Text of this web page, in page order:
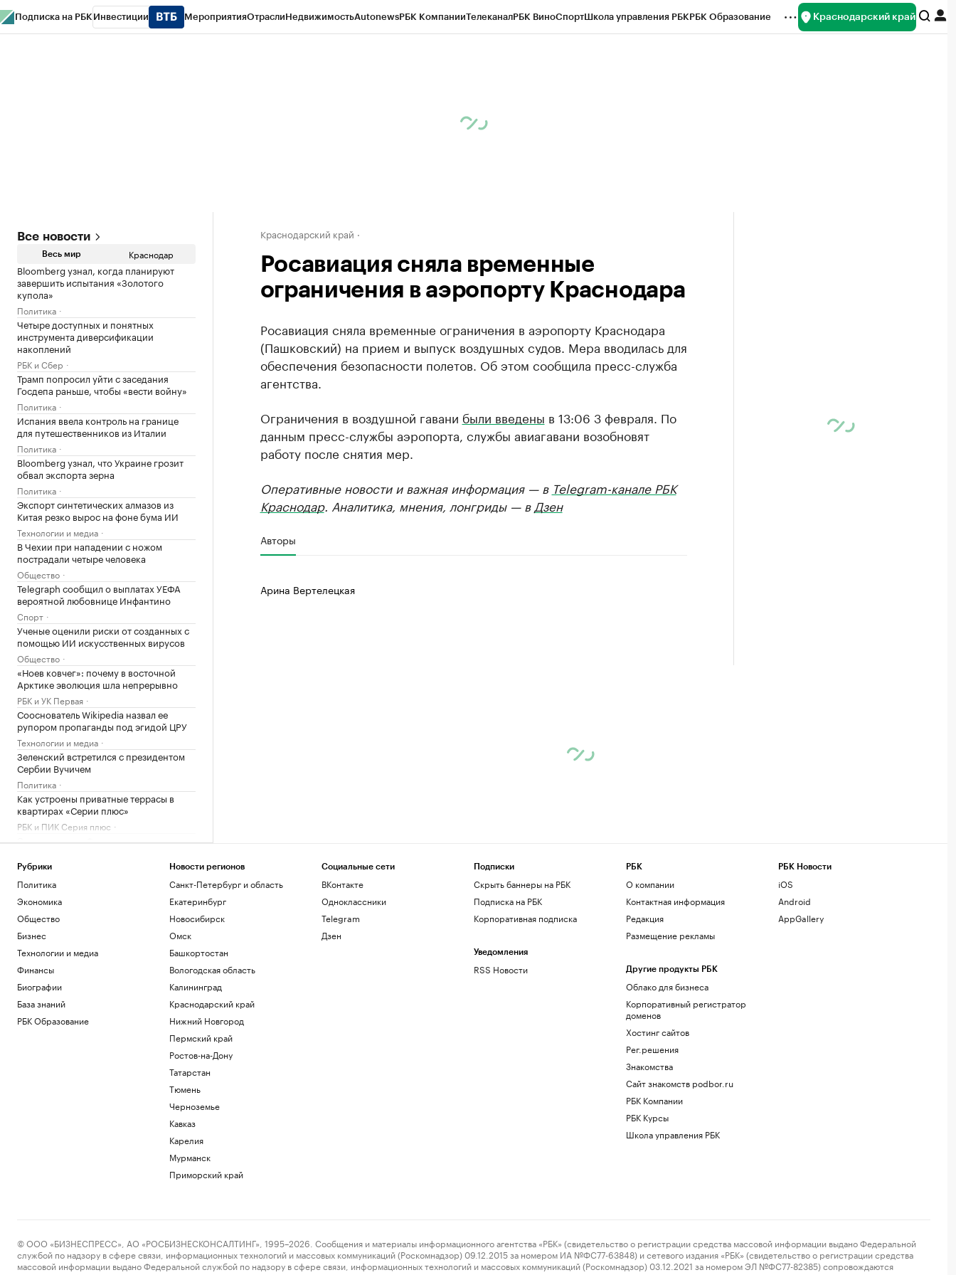
Подписка на РБК Инвестиции МероприятияОтраслиНедвижимостьAutonewsРБК КомпанииТелеканалРБК ВиноСпортШкола управления РБКРБК Образование Краснодарский край
Все новости
Весь мир Краснодар
Bloomberg узнал, когда планируют
завершить испытания «Золотого
купола»
Политика
Четыре доступных и понятных
инструмента диверсификации
накоплений
РБК и Сбер
Трамп попросил уйти с заседания
Госдепа раньше, чтобы «вести войну»
Политика
Испания ввела контроль на границе
для путешественников из Италии
Политика
Bloomberg узнал, что Украине грозит
обвал экспорта зерна
Политика
Экспорт синтетических алмазов из
Китая резко вырос на фоне бума ИИ
Технологии и медиа
В Чехии при нападении с ножом
пострадали четыре человека
Общество
Telegraph сообщил о выплатах УЕФА
вероятной любовнице Инфантино
Спорт
Ученые оценили риски от созданных с
помощью ИИ искусственных вирусов
Общество
«Ноев ковчег»: почему в восточной
Арктике эволюция шла непрерывно
РБК и УК Первая
Сооснователь Wikipedia назвал ее
рупором пропаганды под эгидой ЦРУ
Технологии и медиа
Зеленский встретился с президентом
Сербии Вучичем
Политика
Как устроены приватные террасы в
квартирах «Серии плюс»
РБК и ПИК Серия плюс
Экс-президент Финляндии усомнился в
Политика
Глава «Эксмо» назвал книгу, которая
Общество
Мадьяр ответил на вопрос, останется
ли «Росатом» подрядчиком на
«Пакш-2»
Политика
Росфинмониторинг рассказал, как
помог выявить криптомошенников в
Москве
Андреева проиграла 34-й ракетке мира
в третьем круге турнира в Торонто
Минпромторг сообщил об изучении
властями идей по поддержке селлеров
Краснодарский край
Росавиация сняла временные
ограничения в аэропорту Краснодара
Росавиация сняла временные ограничения в аэропорту Краснодара
(Пашковский) на прием и выпуск воздушных судов. Мера вводилась для
обеспечения безопасности полетов. Об этом сообщила пресс-служба
агентства.
Ограничения в воздушной гавани были введены в 13:06 3 февраля. По
данным пресс-службы аэропорта, службы авиагавани возобновят
работу после снятия мер.
Оперативные новости и важная информация — в Telegram-канале РБК
Краснодар. Аналитика, мнения, лонгриды — в Дзен
Авторы
Арина Вертелецкая
Рубрики
Политика
Экономика
Общество
Бизнес
Технологии и медиа
Финансы
Биографии
База знаний
РБК Образование
Новости регионов
Санкт-Петербург и область
Екатеринбург
Новосибирск
Омск
Башкортостан
Вологодская область
Калининград
Краснодарский край
Нижний Новгород
Пермский край
Ростов-на-Дону
Татарстан
Тюмень
Черноземье
Кавказ
Карелия
Мурманск
Приморский край
Социальные сети
ВКонтакте
Одноклассники
Telegram
Дзен
Подписки
Скрыть баннеры на РБК
Подписка на РБК
Корпоративная подписка
Уведомления
RSS Новости
РБК
О компании
Контактная информация
Редакция
Размещение рекламы
Другие продукты РБК
Облако для бизнеса
Корпоративный регистратор
доменов
Хостинг сайтов
Рег.решения
Знакомства
Сайт знакомств podbor.ru
РБК Компании
РБК Курсы
Школа управления РБК
РБК Новости
iOS
Android
AppGallery
© ООО «БИЗНЕСПРЕСС», АО «РОСБИЗНЕСКОНСАЛТИНГ», 1995–2026. Сообщения и материалы информационного агентства «РБК» (свидетельство о регистрации средства массовой информации выдано Федеральной
службой по надзору в сфере связи, информационных технологий и массовых коммуникаций (Роскомнадзор) 09.12.2015 за номером ИА №ФС77-63848) и сетевого издания «РБК» (свидетельство о регистрации средства
массовой информации выдано Федеральной службой по надзору в сфере связи, информационных технологий и массовых коммуникаций (Роскомнадзор) 03.12.2021 за номером ЭЛ №ФС77-82385) сопровождаются